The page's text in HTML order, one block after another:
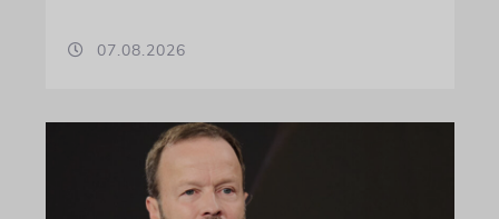
07.08.2026